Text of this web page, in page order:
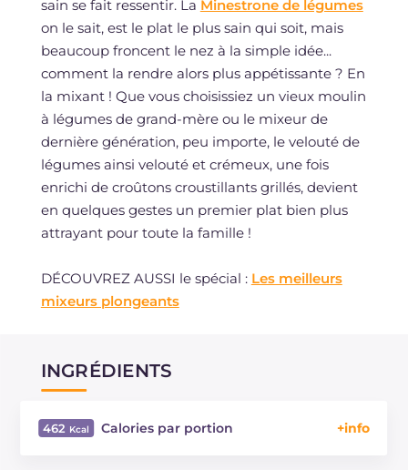
sain se fait ressentir. La Minestrone de légumes
on le sait, est le plat le plus sain qui soit, mais
beaucoup froncent le nez à la simple idée...
comment la rendre alors plus appétissante ? En
la mixant ! Que vous choisissiez un vieux moulin
à légumes de grand-mère ou le mixeur de
dernière génération, peu importe, le velouté de
légumes ainsi velouté et crémeux, une fois
enrichi de croûtons croustillants grillés, devient
en quelques gestes un premier plat bien plus
attrayant pour toute la famille !
DÉCOUVREZ AUSSI le spécial : Les meilleurs
mixeurs plongeants
INGRÉDIENTS
462 Calories par portion